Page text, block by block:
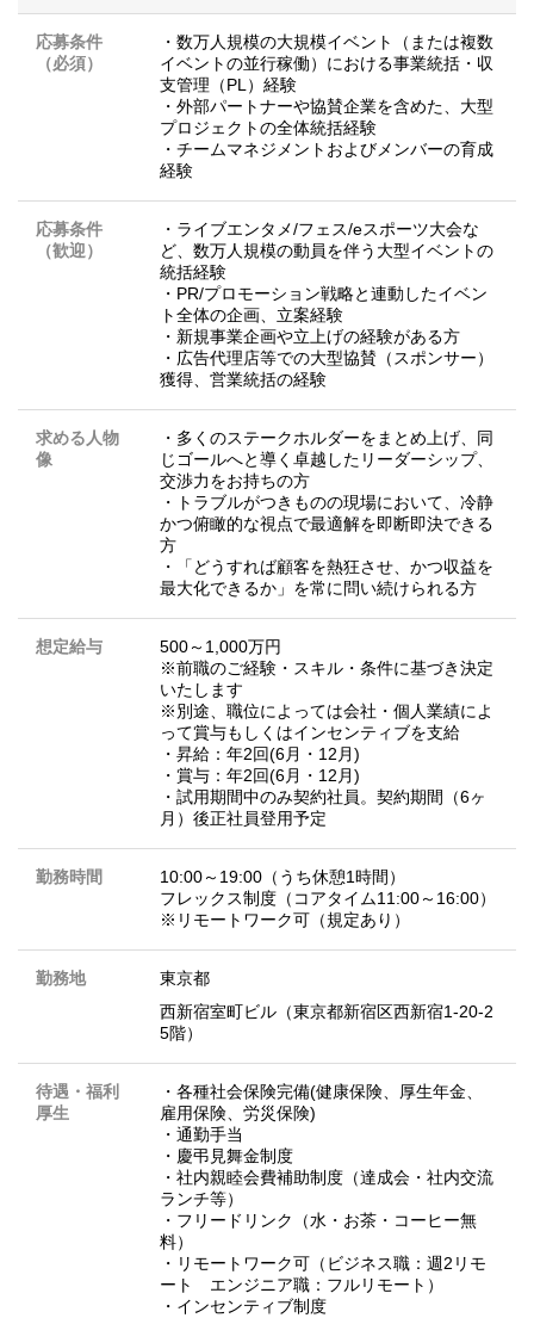
応募条件
（必須）
・数万人規模の大規模イベント（または複数
イベントの並行稼働）における事業統括・収
支管理（PL）経験
・外部パートナーや協賛企業を含めた、大型
プロジェクトの全体統括経験
・チームマネジメントおよびメンバーの育成
経験
応募条件
（歓迎）
・ライブエンタメ/フェス/eスポーツ大会な
ど、数万人規模の動員を伴う大型イベントの
統括経験
・PR/プロモーション戦略と連動したイベン
ト全体の企画、立案経験
・新規事業企画や立上げの経験がある方
・広告代理店等での大型協賛（スポンサー）
獲得、営業統括の経験
求める人物
像
・多くのステークホルダーをまとめ上げ、同
じゴールへと導く卓越したリーダーシップ、
交渉力をお持ちの方
・トラブルがつきものの現場において、冷静
かつ俯瞰的な視点で最適解を即断即決できる
方
・「どうすれば顧客を熱狂させ、かつ収益を
最大化できるか」を常に問い続けられる方
想定給与
500～1,000万円
※前職のご経験・スキル・条件に基づき決定
いたします
※別途、職位によっては会社・個人業績によ
って賞与もしくはインセンティブを支給
・昇給：年2回(6月・12月)
・賞与：年2回(6月・12月)
・試用期間中のみ契約社員。契約期間（6ヶ
月）後正社員登用予定
勤務時間
10:00～19:00（うち休憩1時間）
フレックス制度（コアタイム11:00～16:00）
※リモートワーク可（規定あり）
勤務地
東京都
西新宿室町ビル（東京都新宿区西新宿1-20-2
5階）
待遇・福利
厚生
・各種社会保険完備(健康保険、厚生年金、
雇用保険、労災保険)
・通勤手当
・慶弔見舞金制度
・社内親睦会費補助制度（達成会・社内交流
ランチ等）
・フリードリンク（水・お茶・コーヒー無
料）
・リモートワーク可（ビジネス職：週2リモ
ート エンジニア職：フルリモート）
・インセンティブ制度